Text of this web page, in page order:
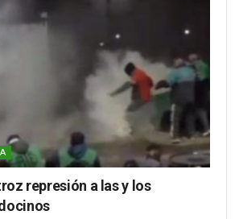
represión a las y los